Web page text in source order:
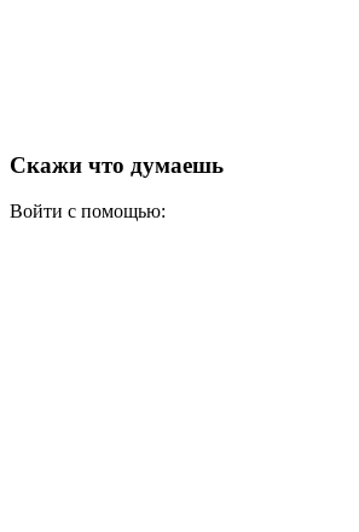
Скажи что думаешь
Войти с помощью: